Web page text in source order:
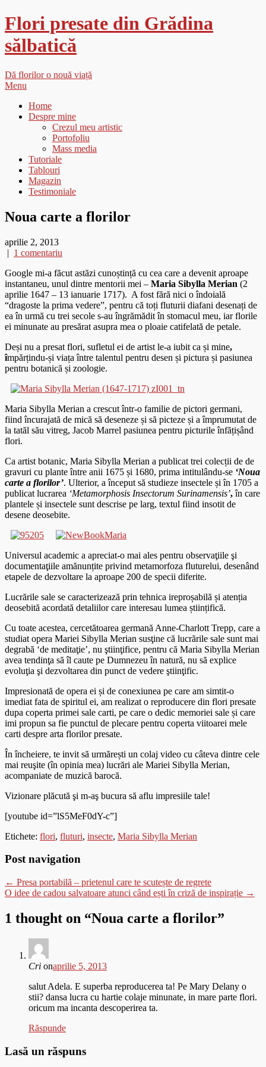
Flori presate din Grădina
sălbatică
Dă florilor o nouă viață
Menu
Home
Despre mine
Crezul meu artistic
Portofoliu
Mass media
Tutoriale
Tablouri
Magazin
Testimoniale
Noua carte a florilor
aprilie 2, 2013
| 1 comentariu
Google mi-a făcut astăzi cunoștință cu cea care a devenit aproape
instantaneu, unul dintre mentorii mei – Maria Sibylla Merian (2
aprilie 1647 – 13 ianuarie 1717). A fost fără nici o îndoială
“dragoste la prima vedere”, pentru că toți fluturii diafani desenați de
ea în urmă cu trei secole s-au îngrămădit în stomacul meu, iar florile
ei minunate au presărat asupra mea o ploaie catifelată de petale.
Deși nu a presat flori, sufletul ei de artist le-a iubit ca și mine,
împărțindu-și viața între talentul pentru desen și pictura și pasiunea
pentru botanică și zoologie.
Maria Sibylla Merian a crescut într-o familie de pictori germani,
fiind încurajată de mică să deseneze și să picteze și a împrumutat de
la tatăl său vitreg, Jacob Marrel pasiunea pentru picturile înfățișând
flori.
Ca artist botanic, Maria Sibylla Merian a publicat trei colecții de de
gravuri cu plante între anii 1675 și 1680, prima intitulându-se ‘Noua
carte a florilor’. Ulterior, a început să studieze insectele și în 1705 a
publicat lucrarea ‘Metamorphosis Insectorum Surinamensis’,în care
plantele și insectele sunt descrise pe larg, textul fiind insotit de
desene deosebite.
Universul academic a apreciat-o mai ales pentru observaţiile şi
documentaţiile amănunțite privind metamorfoza fluturelui, desenând
etapele de dezvoltare la aproape 200 de specii diferite.
Lucrările sale se caracterizează prin tehnica ireproșabilă și atenția
deosebită acordată detaliilor care interesau lumea științifică.
Cu toate acestea, cercetătoarea germană Anne-Charlott Trepp, care a
studiat opera Mariei Sibylla Merian susţine că lucrările sale sunt mai
degrabă ‘de meditaţie’, nu ştiinţifice, pentru că Maria Sibylla Merian
avea tendinţa să îl caute pe Dumnezeu în natură, nu să explice
evoluţia şi dezvoltarea din punct de vedere ştiinţific.
Impresionată de opera ei și de conexiunea pe care am simtit-o
imediat fata de spiritul ei, am realizat o reproducere din flori presate
dupa coperta primei sale carti, pe care o dedic memoriei sale și care
imi propun sa fie punctul de plecare pentru coperta viitoarei mele
carti despre arta florilor presate.
În încheiere, te invit să urmărești un colaj video cu câteva dintre cele
mai reuşite (în opinia mea) lucrări ale Mariei Sibylla Merian,
acompaniate de muzică barocă.
Vizionare plăcută şi m-aş bucura să aflu impresiile tale!
[youtube id=”lS5MeF0dY-c”]
Etichete: flori, fluturi, insecte, Maria Sibylla Merian
Post navigation
← Presa portabilă – prietenul care te scutește de regrete
O idee de cadou salvatoare atunci când ești în criză de inspirație →
1 thought on “Noua carte a florilor”
Cri onaprilie 5, 2013
salut Adela. E superba reproducerea ta! Pe Mary Delany o
stii? dansa lucra cu hartie colaje minunate, in mare parte flori.
oricum ma incanta descoperirea ta.
Răspunde
Lasă un răspuns